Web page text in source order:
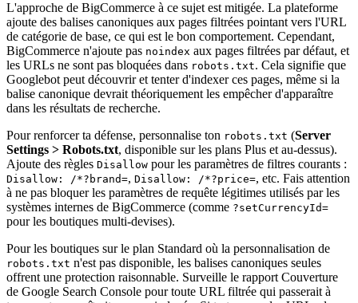
L'approche de BigCommerce à ce sujet est mitigée. La plateforme
ajoute des balises canoniques aux pages filtrées pointant vers l'URL
de catégorie de base, ce qui est le bon comportement. Cependant,
BigCommerce n'ajoute pas noindex aux pages filtrées par défaut, et
les URLs ne sont pas bloquées dans robots.txt. Cela signifie que
Googlebot peut découvrir et tenter d'indexer ces pages, même si la
balise canonique devrait théoriquement les empêcher d'apparaître
dans les résultats de recherche.
Pour renforcer ta défense, personnalise ton robots.txt (Server
Settings > Robots.txt, disponible sur les plans Plus et au-dessus).
Ajoute des règles Disallow pour les paramètres de filtres courants :
Disallow: /*?brand=, Disallow: /*?price=, etc. Fais attention
à ne pas bloquer les paramètres de requête légitimes utilisés par les
systèmes internes de BigCommerce (comme ?setCurrencyId=
pour les boutiques multi-devises).
Pour les boutiques sur le plan Standard où la personnalisation de
robots.txt n'est pas disponible, les balises canoniques seules
offrent une protection raisonnable. Surveille le rapport Couverture
de Google Search Console pour toute URL filtrée qui passerait à